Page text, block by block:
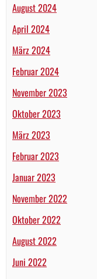
August 2024
April 2024
März 2024
Februar 2024
November 2023
Oktober 2023
März 2023
Februar 2023
Januar 2023
November 2022
Oktober 2022
August 2022
Juni 2022